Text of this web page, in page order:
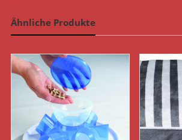
Ähnliche Produkte